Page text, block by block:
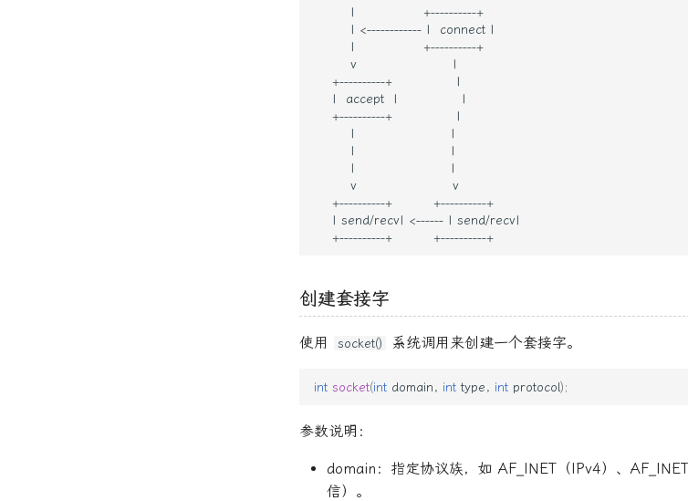
创建套接字
使用 socket() 系统调用来创建一个套接字。
int socket(int domain, int type, int protocol);
参数说明：
domain：指定协议族，如 AF_INET（IPv4）、
信）。